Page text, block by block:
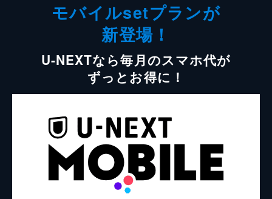
モバイルsetプランが
新登場！
U-NEXTなら毎月のスマホ代が
ずっとお得に！